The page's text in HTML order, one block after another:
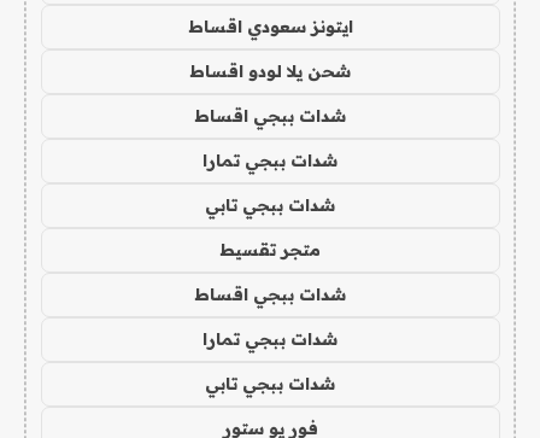
ايتونز سعودي اقساط
شحن يلا لودو اقساط
شدات ببجي اقساط
شدات ببجي تمارا
شدات ببجي تابي
متجر تقسيط
شدات ببجي اقساط
شدات ببجي تمارا
شدات ببجي تابي
فور يو ستور